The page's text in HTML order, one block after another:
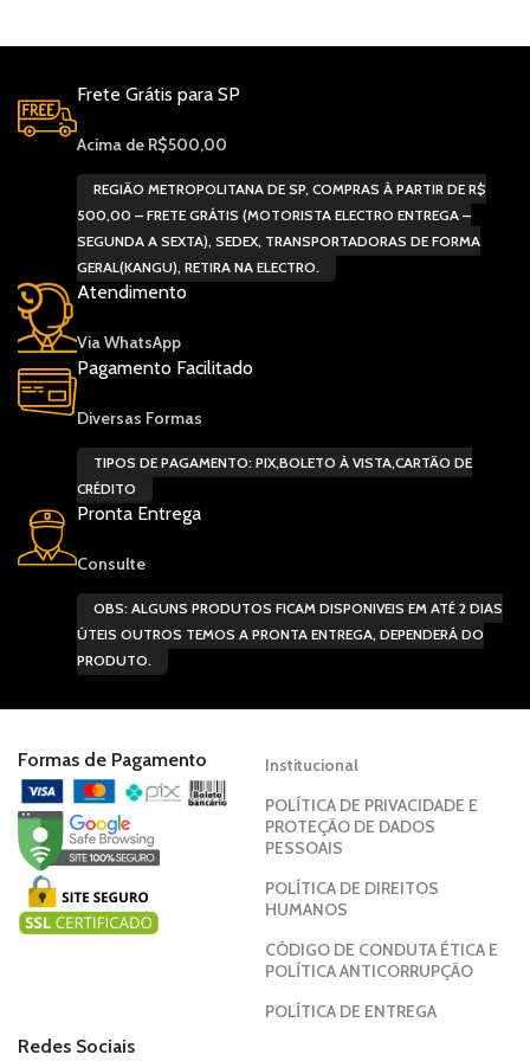
Frete Grátis para SP
Acima de R$500,00
REGIÃO METROPOLITANA DE SP, COMPRAS À PARTIR DE R$
500,00 – FRETE GRÁTIS (MOTORISTA ELECTRO ENTREGA –
SEGUNDA A SEXTA), SEDEX, TRANSPORTADORAS DE FORMA
GERAL(KANGU), RETIRA NA ELECTRO.
Atendimento
Via WhatsApp
Pagamento Facilitado
Diversas Formas
TIPOS DE PAGAMENTO: PIX,BOLETO À VISTA,CARTÃO DE
CRÉDITO
Pronta Entrega
Consulte
OBS: ALGUNS PRODUTOS FICAM DISPONIVEIS EM ATÉ 2 DIAS
ÚTEIS OUTROS TEMOS A PRONTA ENTREGA, DEPENDERÁ DO
PRODUTO.
Formas de Pagamento
Institucional
POLÍTICA DE PRIVACIDADE E
PROTEÇÃO DE DADOS
PESSOAIS
POLÍTICA DE DIREITOS
HUMANOS
CÓDIGO DE CONDUTA ÉTICA E
POLÍTICA ANTICORRUPÇÃO
POLÍTICA DE ENTREGA
Redes Sociais